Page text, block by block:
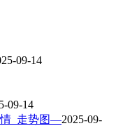
09-14
09-14
情_走势图—2025-09-